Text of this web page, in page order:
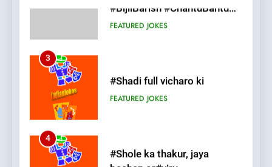
100 FUNNIEST JOKES